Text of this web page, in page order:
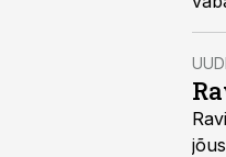
jõusse Harju maakohtu